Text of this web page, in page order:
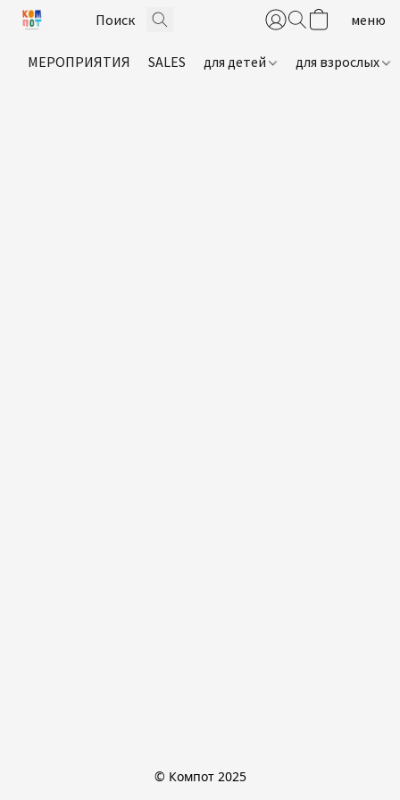
МЕРОПРИЯТИЯ SALES для детей для взрослых
© Компот 2025